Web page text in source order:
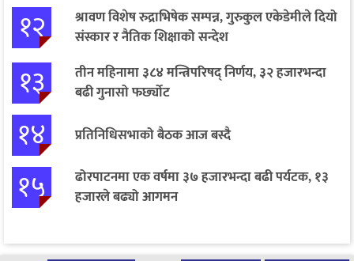
१२
श्रावण विशेष रुद्राभिषेक सम्पन्न, गुरुकुल एकेडेमीले दियो
संस्कार र नैतिक शिक्षाको सन्देश
१३
तीन महिनामा ३८४ मन्त्रिपरिषद् निर्णय, ३२ हजारभन्दा
बढी गुनासो फर्छ्योट
१४ प्रतिनिधिसभाको बैठक आज बस्दै
१५
ढोरपाटनमा एक वर्षमा ३७ हजारभन्दा बढी पर्यटक, १३
हजारले बढ्यो आगमन